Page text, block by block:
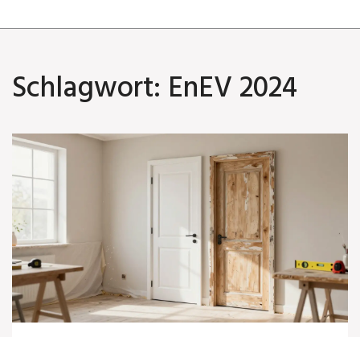
Schlagwort: EnEV 2024